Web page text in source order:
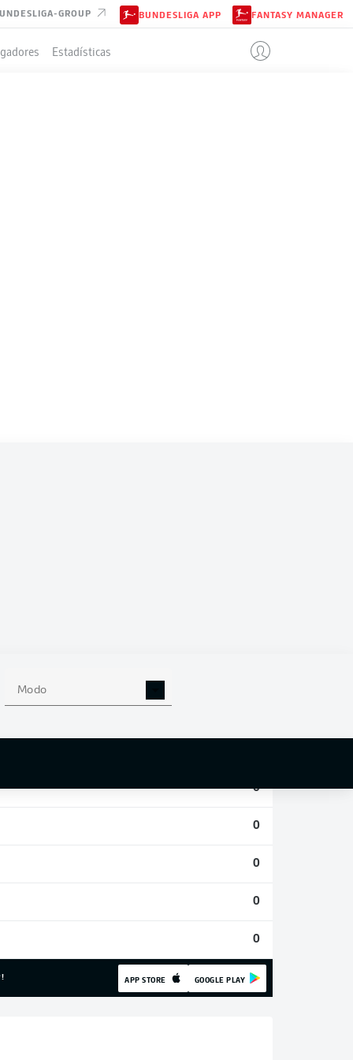
GROUP BUNDESLIGA APP FANTASY MANAGER
Estadísticas
Modo
0
0
0
0
0
APP STORE GOOGLE PLAY